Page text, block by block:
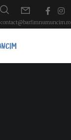
contact@barfimnumuncim.ro